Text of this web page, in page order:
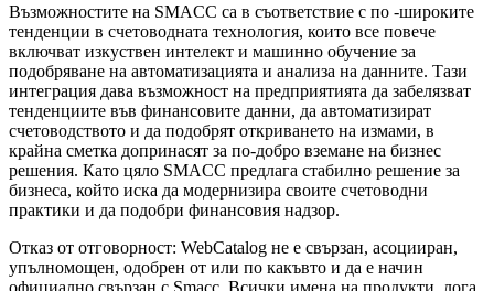
Възможностите на SMACC са в съответствие с по -широките
тенденции в счетоводната технология, които все повече
включват изкуствен интелект и машинно обучение за
подобряване на автоматизацията и анализа на данните. Тази
интеграция дава възможност на предприятията да забелязват
тенденциите във финансовите данни, да автоматизират
счетоводството и да подобрят откриването на измами, в
крайна сметка допринасят за по-добро вземане на бизнес
решения. Като цяло SMACC предлага стабилно решение за
бизнеса, който иска да модернизира своите счетоводни
практики и да подобри финансовия надзор.
Отказ от отговорност: WebCatalog не е свързан, асоцииран,
упълномощен, одобрен от или по какъвто и да е начин
официално свързан с Smacc. Всички имена на продукти, лога